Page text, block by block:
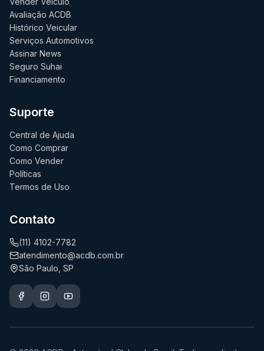
Avaliação ACDB
Histórico Veicular
Serviços Automotivos
Assinar News
Seguro Suhai
Financiamento
Suporte
Central de Ajuda
Como Comprar
Como Vender
Políticas
Termos de Uso
Contato
(11) 4102-7782
atendimento@acdb.com.br
São Paulo, SP